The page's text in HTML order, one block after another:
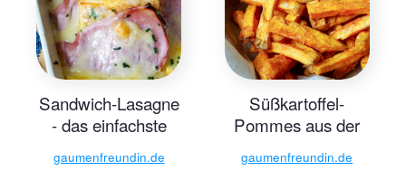
Sandwich-Lasagne
- das einfachste
gaumenfreundin.de
Süßkartoffel-
Pommes aus der
gaumenfreundin.de